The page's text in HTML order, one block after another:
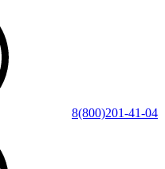
8(800)201-41-04